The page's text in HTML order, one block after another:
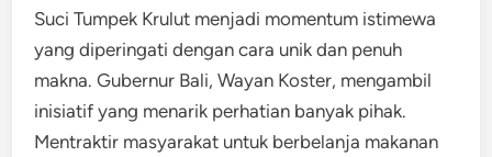
Suci Tumpek Krulut menjadi momentum istimewa
yang diperingati dengan cara unik dan penuh
makna. ​Gubernur Bali, Wayan Koster, mengambil
inisiatif yang menarik perhatian banyak pihak.
Mentraktir masyarakat untuk berbelanja makanan